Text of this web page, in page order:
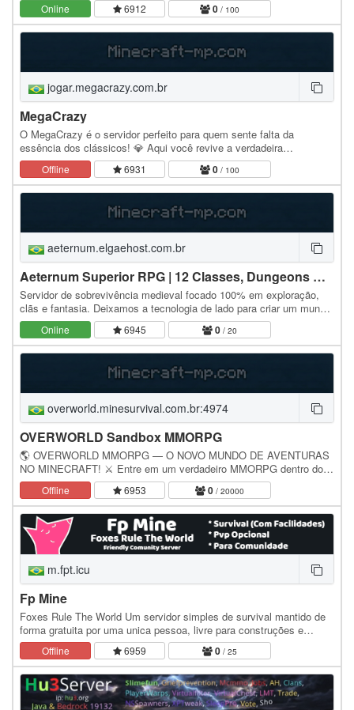
Online 6912 0 / 100
jogar.megacrazy.com.br
MegaCrazy
O MegaCrazy é o servidor perfeito para quem sente falta da
essência dos clássicos! 💎 Aqui você revive a verdadeira
experiência de um RankUP raiz, com uma jogabilidade…
Offline 6931 0 / 100
aeternum.elgaehost.com.br
​Aeternum Superior RPG | 12 Classes, Dungeons MMO
Servidor de sobrevivência medieval focado 100% em exploração,
clãs e fantasia. Deixamos a tecnologia de lado para criar um mundo
brutal com 12 classes exclusivas (com…
Online 6945 0 / 20
overworld.minesurvival.com.br:4974
OVERWORLD Sandbox MMORPG
🌎 OVERWORLD MMORPG — O NOVO MUNDO DE AVENTURAS
NO MINECRAFT! ⚔️ Entre em um verdadeiro MMORPG dentro do
Minecraft! Explore um mundo gigantesco cheio de mistérios,…
Offline 6953 0 / 20000
m.fpt.icu
Fp Mine
Foxes Rule The World Um servidor simples de survival mantido de
forma gratuita por uma unica pessoa, livre para construções e
jogatina, sem pay to win. Para entrar, é…
Offline 6959 0 / 25